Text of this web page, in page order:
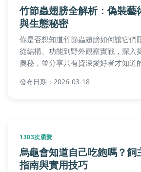
竹節蟲翅膀全解析：偽裝藝
與生態秘密
你是否想知道竹節蟲翅膀如何讓它們
從結構、功能到野外觀察實戰，深入
奧秘，並分享只有資深愛好者才知道
發布日期：2026-03-18
1303次瀏覽
烏龜會知道自己吃飽嗎？飼
指南與實用技巧